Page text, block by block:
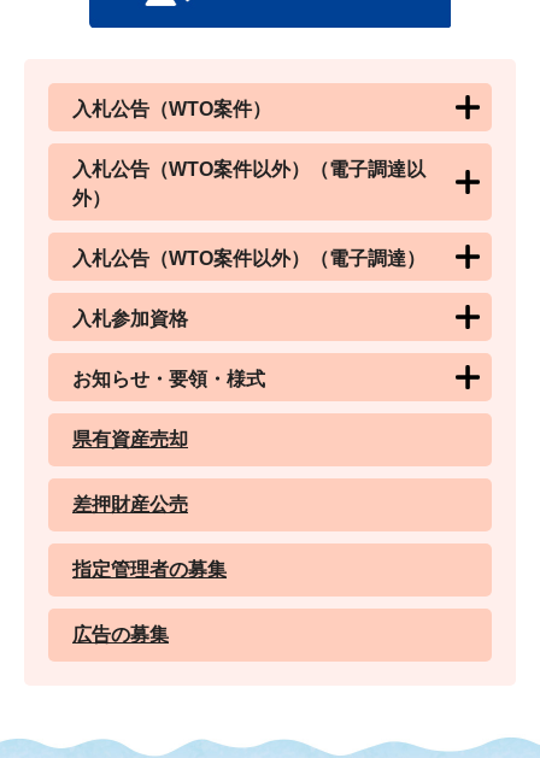
入札公告（WTO案件）
入札公告（WTO案件以外）（電子調達以
外）
入札公告（WTO案件以外）（電子調達）
入札参加資格
お知らせ・要領・様式
県有資産売却
差押財産公売
指定管理者の募集
広告の募集